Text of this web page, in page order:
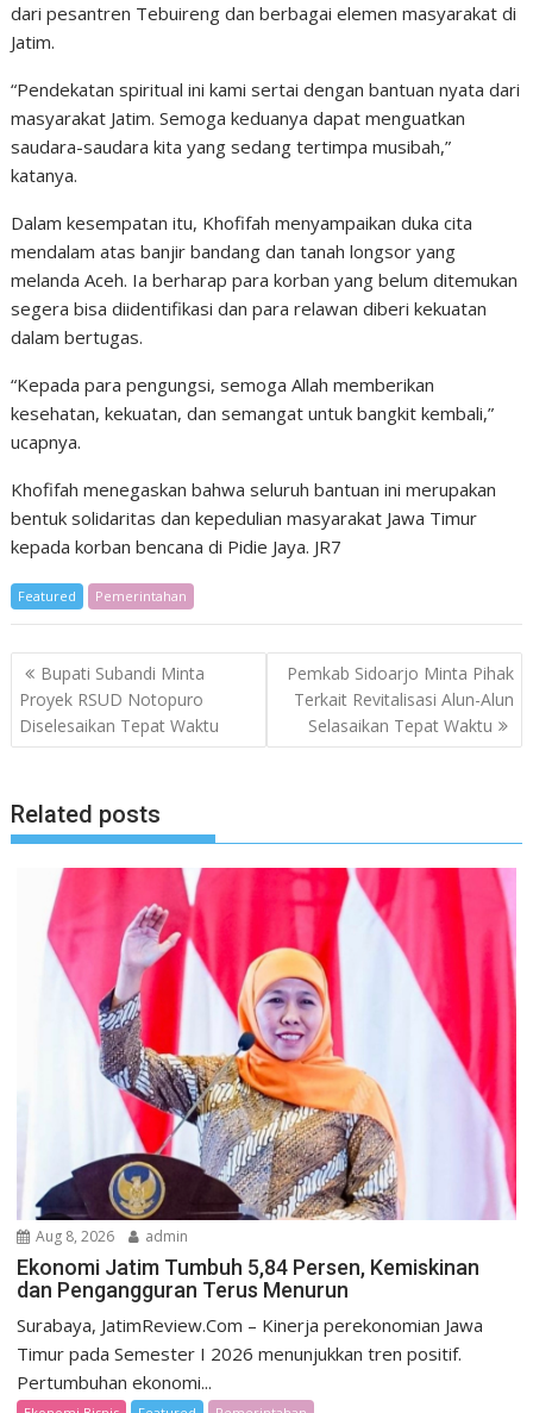
dari pesantren Tebuireng dan berbagai elemen masyarakat di
Jatim.
“Pendekatan spiritual ini kami sertai dengan bantuan nyata dari
masyarakat Jatim. Semoga keduanya dapat menguatkan
saudara-saudara kita yang sedang tertimpa musibah,”
katanya.
Dalam kesempatan itu, Khofifah menyampaikan duka cita
mendalam atas banjir bandang dan tanah longsor yang
melanda Aceh. Ia berharap para korban yang belum ditemukan
segera bisa diidentifikasi dan para relawan diberi kekuatan
dalam bertugas.
“Kepada para pengungsi, semoga Allah memberikan
kesehatan, kekuatan, dan semangat untuk bangkit kembali,”
ucapnya.
Khofifah menegaskan bahwa seluruh bantuan ini merupakan
bentuk solidaritas dan kepedulian masyarakat Jawa Timur
kepada korban bencana di Pidie Jaya. JR7
Featured Pemerintahan
Post
navigation
Bupati Subandi Minta
Proyek RSUD Notopuro
Diselesaikan Tepat Waktu
Pemkab Sidoarjo Minta Pihak
Terkait Revitalisasi Alun-Alun
Selasaikan Tepat Waktu
Related posts
Aug 8, 2026 admin
Ekonomi Jatim Tumbuh 5,84 Persen, Kemiskinan
dan Pengangguran Terus Menurun
Surabaya, JatimReview.Com – Kinerja perekonomian Jawa
Timur pada Semester I 2026 menunjukkan tren positif.
Pertumbuhan ekonomi...